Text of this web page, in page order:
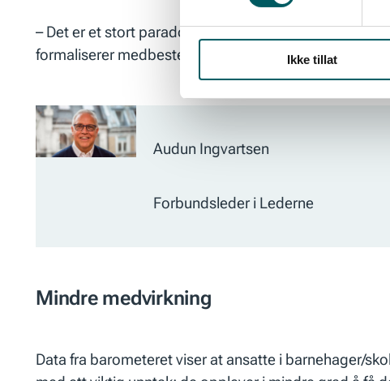
Ikke tillat
– Det er et stort paradoks at arbeidstakere i en
formaliserer medbestemmelse, poengterer
Audun Ingvartsen
Forbundsleder i Lederne
Mindre medvirkning
Data fra barometeret viser at ansatte i barnehager/